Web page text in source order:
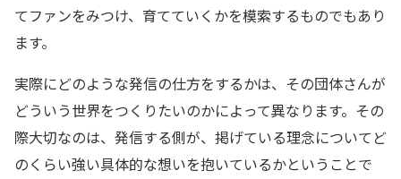
てファンをみつけ、育てていくかを模索するものでもあり
ます。
実際にどのような発信の仕方をするかは、その団体さんが
どういう世界をつくりたいのかによって異なります。その
際大切なのは、発信する側が、掲げている理念についてど
のくらい強い具体的な想いを抱いているかということで